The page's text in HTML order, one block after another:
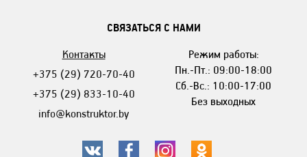
СВЯЗАТЬСЯ С НАМИ
Контакты
+375 (29) 720-70-40
+375 (29) 833-10-40
info@konstruktor.by
Режим работы:
Пн.-Пт.: 09:00-18:00
Сб.-Вс.: 10:00-17:00
Без выходных